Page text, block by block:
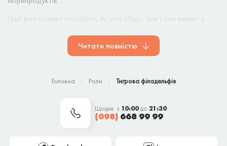
Цей рол чудово підходить як для обіду, так і для вечері з
легкою пікантністю соусу робить його універсальним
Дніпру від KotoSushi — тільки свіжі інгредієнти та стабільно
Читати повністю
Головна Роли Тигрова філадельфія
Щодня: з 10:00до 21:30
(098) 668 99 99